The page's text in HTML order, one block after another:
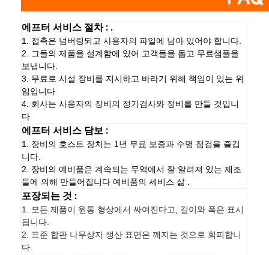
에프터 서비스 절차 : .
1. 접촉은 넘버링되고 사용자의 파일에 남아 있어야 합니다.
2. 그들의 제품을 설계함에 있어 고객들을 돕고 무료샘플을
보냅니다.
3. 무료로 시설 장비를 지시하고 바라기 위해 책임이 있는 위
임입니다
4. 회사는 사용자의 장비의 정기검사와 정비를 만들 것입니
다
에프터 서비스 담보 :
1. 장비의 호스트 장치는 1년 무료 보증과 수명 점검을 즐깁
니다.
2. 장비의 예비품은 계속되는 무역에서 잘 알려져 있는 제조
들에 의해 만들어집니다 예비품의 세비스 삶 .
포장되는 것 :
1.
모든 제품이 원통 형상에서 싸여진다고, 길이와 폭은 표시
됩니다.
2. 표준 합판 나무상자 생산 표면은 깨지는 것으로 회피합니
다.